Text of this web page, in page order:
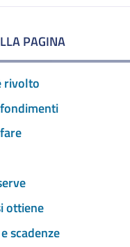
PAGINA
rivolto
ottiene
scadenze